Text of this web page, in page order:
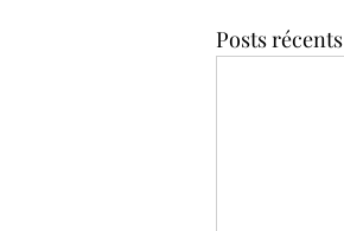
Posts récents